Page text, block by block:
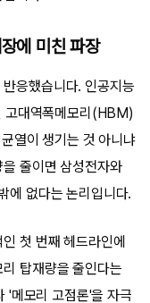
에 미친 파장
응했습니다. 인공지능
고대역폭메모리(HBM)
열이 생기는 것 아니냐
줄이면 삼성전자와
에 없다는 논리입니다.
첫 번째 헤드라인에
탑재량을 줄인다는
'메모리 고점론'을 자극